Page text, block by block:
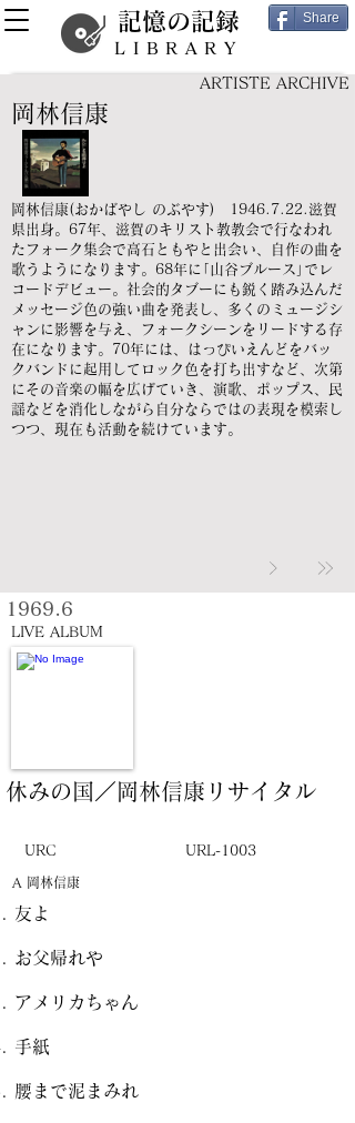
記憶の記録
LIBRARY
Share
岡林信康
岡林信康(おかばやし のぶやす) 1946.7.22 .滋賀
県出身。67年、滋賀のキリスト教教会で行なわれ
たフォーク集会で高石ともやと出会い、自作の曲を
歌うようになります。68年に｢山谷ブルース｣でレ
コードデビュー。社会的タブーにも鋭く踏み込んだ
メッセージ色の強い曲を発表し、多くのミュージシ
ャンに影響を与え、フォークシーンをリードする存
在になります。70年には、はっぴいえんどをバッ
クバンドに起用してロック色を打ち出すなど、次第
にその音楽の幅を広げていき、演歌、ポップス、民
謡などを消化しながら自分ならではの表現を模索し
つつ、現在も活動を続けています。
休みの国／岡林信康リサイタル
1969.6
LIVE ALBUM
URC URL-1003
A 岡林信康
友よ
お父帰れや
アメリカちゃん
手紙
腰まで泥まみれ
ARTISTE ARCHIVE